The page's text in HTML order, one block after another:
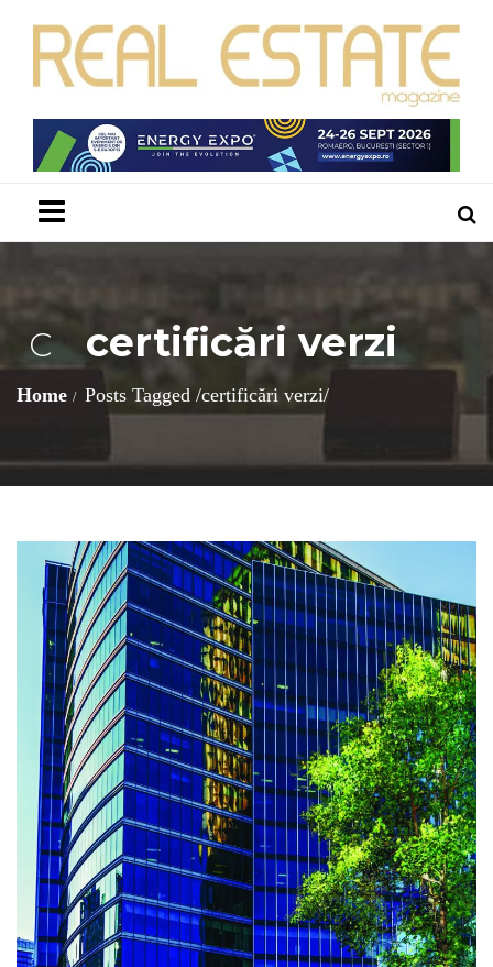
C certificări verzi
Home Posts Tagged /certificări verzi/